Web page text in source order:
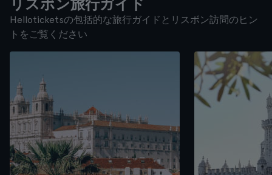
リスボン旅行ガイド
Helloticketsの包括的な旅行ガイドとリスボン訪問のヒン
トをご覧ください